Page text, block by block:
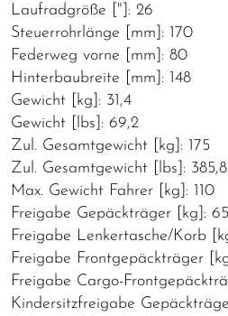
Laufradgröße ["]: 26
Steuerrohrlänge [mm]: 170
Federweg vorne [mm]: 80
Hinterbaubreite [mm]: 148
Gewicht [kg]: 31,4
Gewicht [lbs]: 69,2
Zul. Gesamtgewicht [kg]: 175
Zul. Gesamtgewicht [lbs]: 385,8
Max. Gewicht Fahrer [kg]: 110
Freigabe Gepäckträger [kg]: 65
Freigabe Lenkertasche/Korb
Freigabe Frontgepäckträger
Freigabe Cargo-
Kindersitzfreigabe